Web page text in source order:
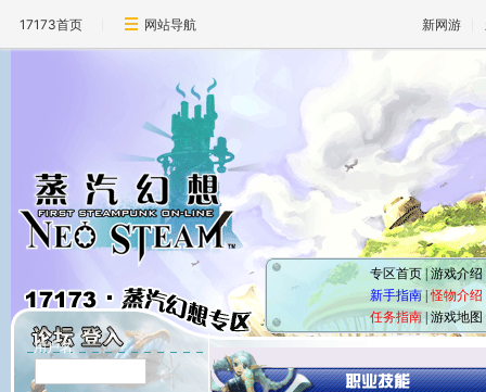
17173首页 网站导航 新网游
专区首页| 游戏介绍
新手指南 |怪物介绍
任务指南|游戏地图
用户名